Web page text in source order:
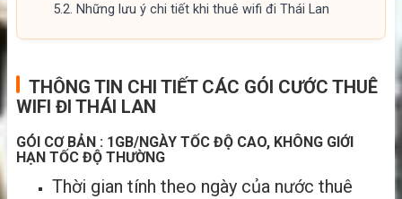
5.2. Những lưu ý chi tiết khi thuê wifi đi Thái Lan
THÔNG TIN CHI TIẾT CÁC GÓI CƯỚC THUÊ
WIFI ĐI THÁI LAN
GÓI CƠ BẢN : 1GB/NGÀY TỐC ĐỘ CAO, KHÔNG GIỚI
HẠN TỐC ĐỘ THƯỜNG
Thời gian tính theo ngày của nước thuê